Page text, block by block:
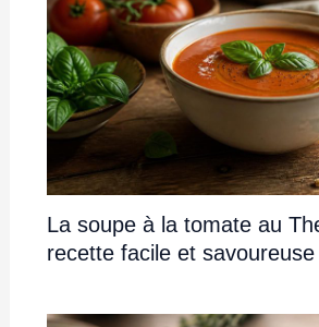
La soupe à la tomate au
recette facile et savoureuse